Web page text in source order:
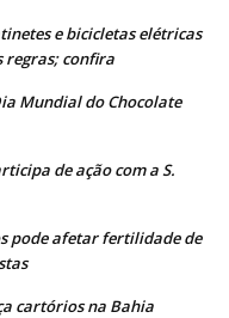
e bicicletas elétricas
regras; confira
Mundial do Chocolate
de ação com a S.
pode afetar fertilidade de
cartórios na Bahia